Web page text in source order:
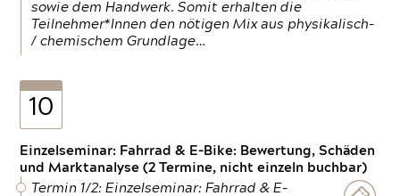
sowie dem Handwerk. Somit erhalten die
Teilnehmer*Innen den nötigen Mix aus physikalisch-
/ chemischem Grundlage…
10
Einzelseminar: Fahrrad & E-Bike: Bewertung, Schäden
und Marktanalyse (2 Termine, nicht einzeln buchbar)
Termin 1/2: Einzelseminar: Fahrrad & E-